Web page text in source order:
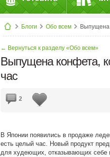
Блоги Обо всем Выпущена
← Вернуться к разделу «Обо всем»
Выпущена конфета,
час
2
В Японии появились в продаже
есть целый час. Новый продукт
для худеющих, отказывающих себе